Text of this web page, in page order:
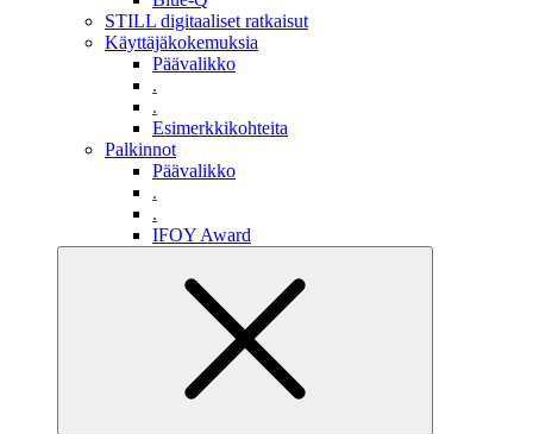
STILL digitaaliset ratkaisut
Käyttäjäkokemuksia
Päävalikko
.
.
Esimerkkikohteita
Palkinnot
Päävalikko
.
.
IFOY Award